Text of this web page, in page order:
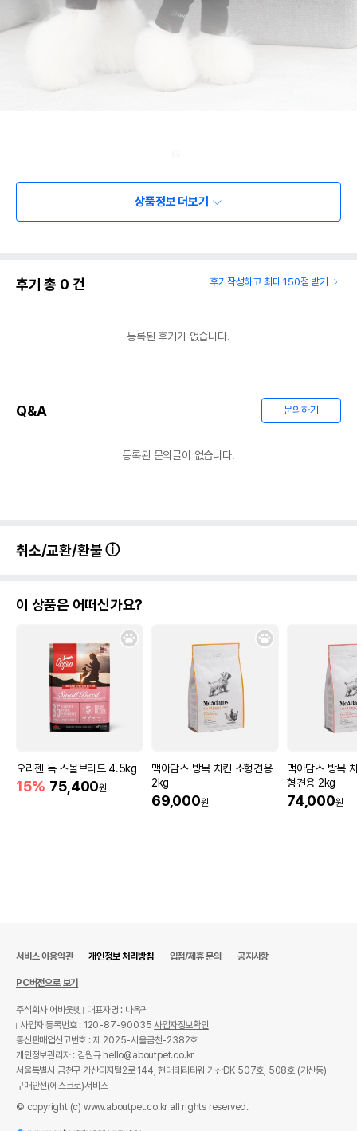
상품정보 더보기
후기 총 0 건 후기작성하고 최대 150점 받기
등록된 후기가 없습니다.
Q&A 문의하기
등록된 문의글이 없습니다.
취소/교환/환불
이 상품은 어떠신가요?
오리젠 독 스몰브리드 4.5kg
15% 75,400원
맥아담스 방목 치킨 소형견용
2kg
69,000원
맥아담스 방목
형견용 2kg
74,000원
서비스 이용약관 개인정보 처리방침 입점/제휴 문의 공지사항
PC버전으로 보기
주식회사 어바웃펫
대표자명 : 나옥귀
사업자 등록번호 : 120-87-90035사업자정보확인
통신판매업신고번호 : 제 2025-서울금천-2382호
개인정보관리자 : 김원규 hello@aboutpet.co.kr
서울특별시 금천구 가산디지털2로 144, 현대테라타워 가산DK 507호, 508호 (가산동)
구매안전(에스크로)서비스
© copyright (c) www.aboutpet.co.kr all rights reserved.